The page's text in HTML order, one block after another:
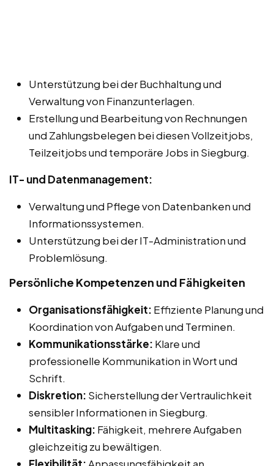
Unterstützung bei der Buchhaltung und
Verwaltung von Finanzunterlagen.
Erstellung und Bearbeitung von Rechnungen
und Zahlungsbelegen bei diesen Vollzeitjobs,
Teilzeitjobs und temporäre Jobs in Siegburg.
IT- und Datenmanagement:
Verwaltung und Pflege von Datenbanken und
Informationssystemen.
Unterstützung bei der IT-Administration und
Problemlösung.
Persönliche Kompetenzen und Fähigkeiten
Organisationsfähigkeit: Effiziente Planung und
Koordination von Aufgaben und Terminen.
Kommunikationsstärke: Klare und
professionelle Kommunikation in Wort und
Schrift.
Diskretion: Sicherstellung der Vertraulichkeit
sensibler Informationen in Siegburg.
Multitasking: Fähigkeit, mehrere Aufgaben
gleichzeitig zu bewältigen.